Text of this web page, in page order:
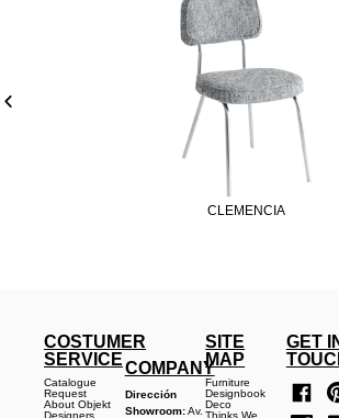
CLEMENCIA
COSTUMER
SERVICE
Catalogue
Request
About Objekt
COMPANY
Dirección
Showroom:Av.
SITE
MAP
Furniture
Designbook
Deco
GET